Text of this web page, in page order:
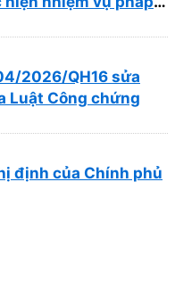
2026/QH16 sửa
Luật Công chứng
định của Chính phủ